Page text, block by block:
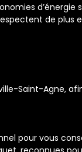
d’énergie
de plus
Saint-Agne,
pour vous